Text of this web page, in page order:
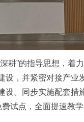
耕”的指导思想，着
设，并紧密对接产业
设。同步实施配套措
试点，全面提速教学